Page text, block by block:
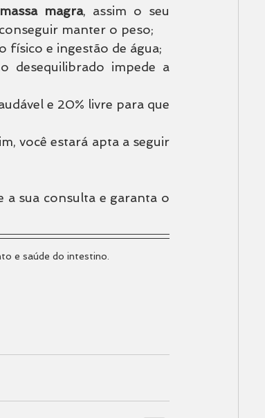
magra, assim o seu
manter o peso;
físico e ingestão de água;
desequilibrado impede a
e 20% livre para que
você estará apta a seguir
a sua consulta e garanta o
e saúde do intestino.